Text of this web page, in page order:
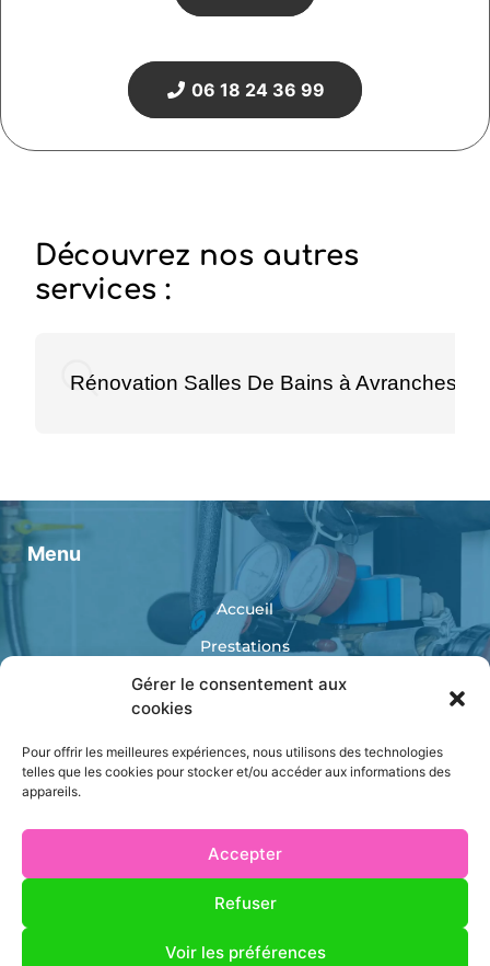
Gérer le consentement aux
cookies
Pour offrir les meilleures expériences, nous utilisons des technologies
telles que les cookies pour stocker et/ou accéder aux informations des
appareils.
Accepter
Refuser
Voir les préférences
06 18 24 36 99
Découvrez nos autres
services :
Rénovation Salles De Bains à Avranches
Menu
Accueil
Prestations
Réalisations
Contact
Mentions légales